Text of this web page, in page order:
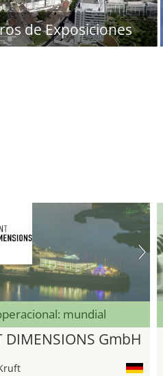
de Exposiciones
mundial
DIMENSIONS GmbH